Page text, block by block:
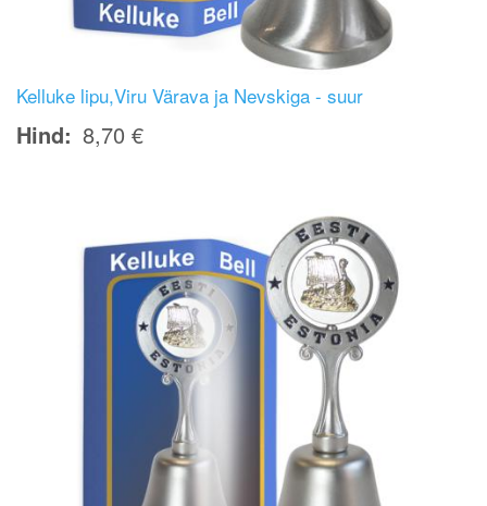
Kelluke lipu,Viru Värava ja Nevskiga - suur
Hind 8,70 €